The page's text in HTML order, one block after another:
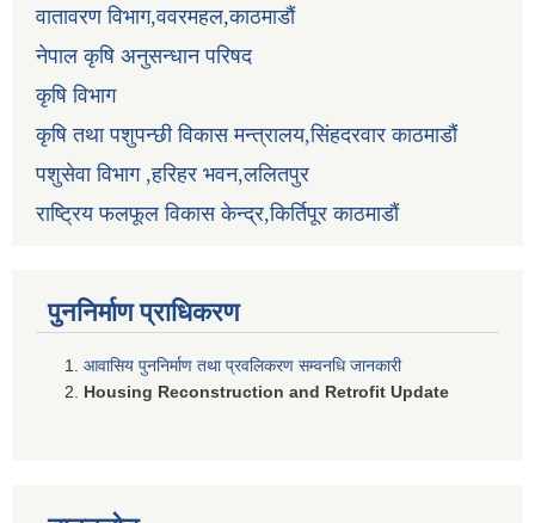
वातावरण विभाग,ववरमहल,काठमाडौं
नेपाल कृषि अनुसन्धान परिषद
कृषि विभाग
कृषि तथा पशुपन्छी विकास मन्त्रालय,सिंहदरवार काठमाडौं
पशुसेवा विभाग ,हरिहर भवन,ललितपुर
राष्ट्रिय फलफूल विकास केन्द्र,किर्तिपूर काठमाडौं
पुननिर्माण प्राधिकरण
आवासिय पुननिर्माण तथा प्रवलिकरण सम्वनधि जानकारी
Housing Reconstruction and Retrofit Update